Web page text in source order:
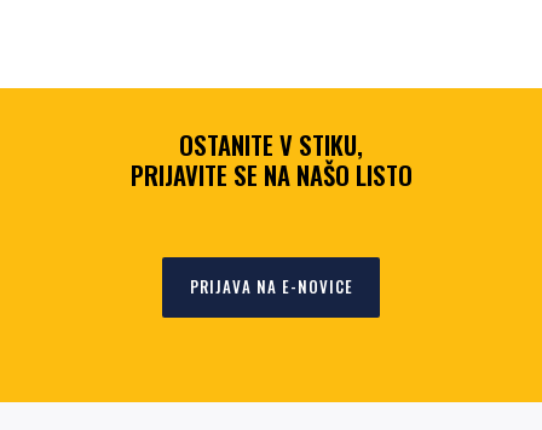
OSTANITE V STIKU,
PRIJAVITE SE NA NAŠO LISTO
PRIJAVA NA E-NOVICE